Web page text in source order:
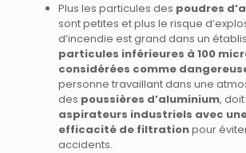
Plus les particules des poudres
sont petites et plus le risque
d’incendie est grand dans un
particules inférieures à 100
considérées comme
personne travaillant dans une
des poussières d’aluminium,
aspirateurs industriels avec
efficacité de filtrationpour
accidents.